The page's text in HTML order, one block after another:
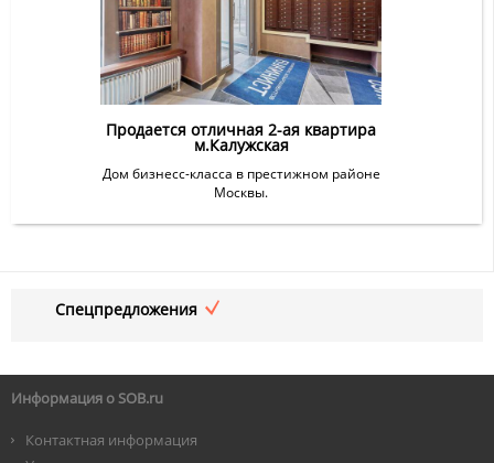
Продается отличная 2-ая квартира
м.Калужская
Дом бизнесс-класса в престижном районе
Москвы.
Спецпредложения
Информация о SOB.ru
Контактная информация